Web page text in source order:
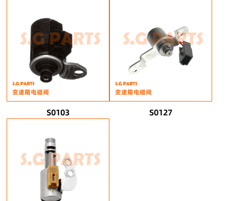
变速箱电磁阀
S0103
变速箱电磁阀
S0127